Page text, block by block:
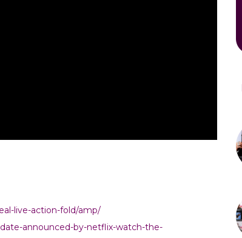
live-action-fold/amp/
announced-by-netflix-watch-the-